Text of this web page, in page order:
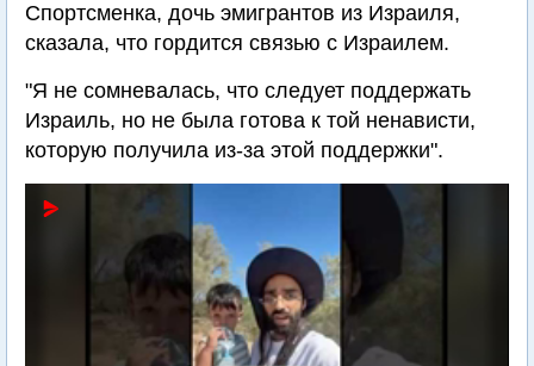
Спортсменка, дочь эмигрантов из Израиля,
сказала, что гордится связью с Израилем.
"Я не сомневалась, что следует поддержать
Израиль, но не была готова к той ненависти,
которую получила из-за этой поддержки".